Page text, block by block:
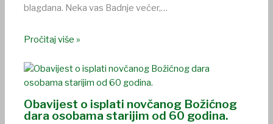
blagdana. Neka vas Badnje večer,…
Pročitaj više »
Obavijest o isplati novčanog Božićnog
dara osobama starijim od 60 godina.